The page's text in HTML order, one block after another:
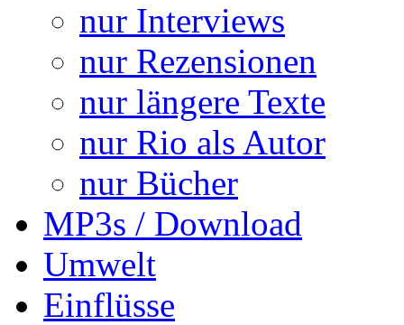
nur Interviews
nur Rezensionen
nur längere Texte
nur Rio als Autor
nur Bücher
MP3s / Download
Umwelt
Einflüsse